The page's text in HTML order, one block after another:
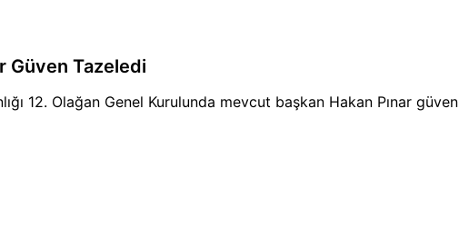
Güven Tazeledi
12. Olağan Genel Kurulunda mevcut başkan Hakan Pınar güven